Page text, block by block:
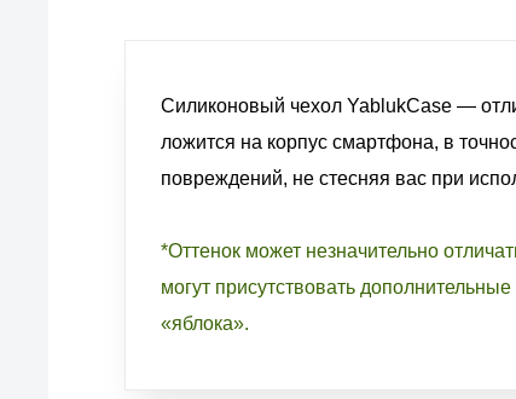
Силиконовый чехол YablukCase —
ложится на корпус смартфона, в
повреждений, не стесняя вас при
*Оттенок может незначительно
могут присутствовать
«яблока».